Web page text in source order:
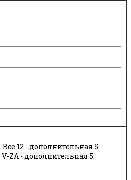
12 - дополнительная 5.
ZA - дополнительная 5.